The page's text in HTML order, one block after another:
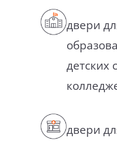
двери
детских
двери